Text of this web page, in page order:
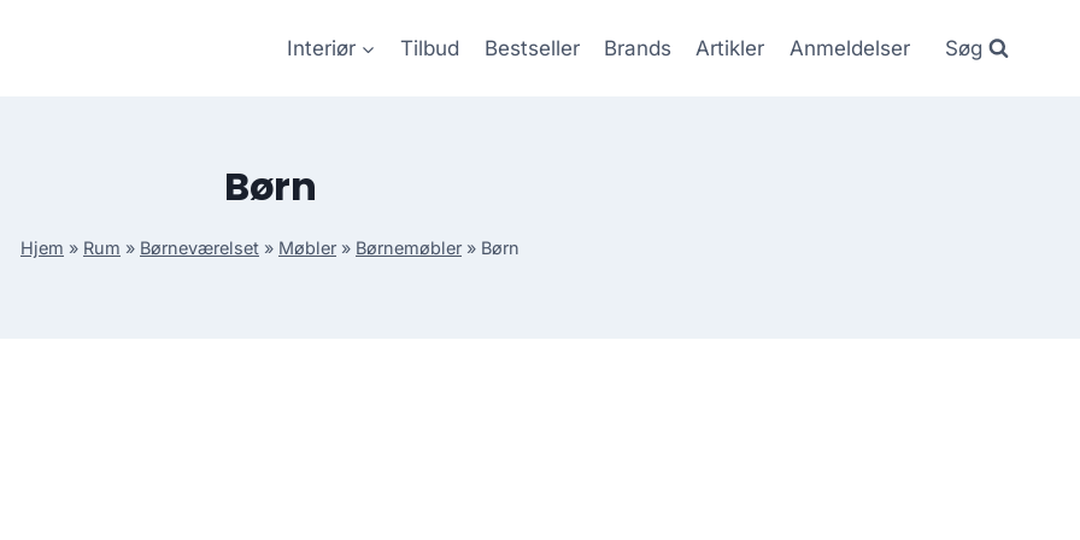
Interiør Tilbud Bestseller Brands Artikler Anmeldelser Søg
Børn
Hjem » Rum » Børneværelset » Møbler » Børnemøbler » Børn